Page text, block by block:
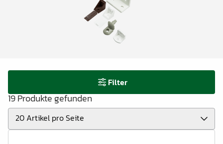
Filter
19 Produkte gefunden